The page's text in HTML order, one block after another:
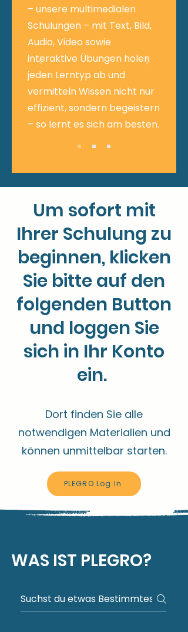
– unsere multimedialen
Schulungen – mit Text, Bild,
Audio, Video sowie
interaktive Übungen holen
jeden Lerntyp ab und
vermitteln Wissen nicht nur
effizient, sondern begeistern
– so lernt es sich am besten.
Um sofort mit
Ihrer Schulung zu
beginnen, klicken
Sie bitte auf den
folgenden Button
und loggen Sie
sich in Ihr Konto
ein.
Dort finden Sie alle
notwendigen Materialien und
können unmittelbar starten.
PLEGRO Log In
WAS IST PLEGRO?